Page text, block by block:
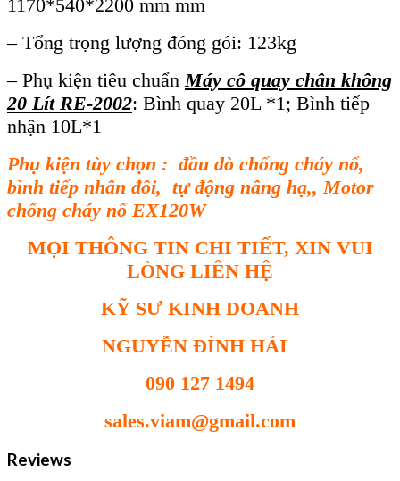
1170*540*2200 mm mm
– Tổng trọng lượng đóng gói: 123kg
– Phụ kiện tiêu chuẩnMáy cô quay chân không
20 Lít RE-2002: Bình quay 20L *1; Bình tiếp
nhận 10L*1
Phụ kiện tùy chọn : đầu dò chống cháy nổ,
bình tiếp nhân đôi, tự động nâng hạ,, Motor
chống cháy nổ EX120W
MỌI THÔNG TIN CHI TIẾT, XIN VUI
LÒNG LIÊN HỆ
KỸ SƯ KINH DOANH
NGUYỄN ĐÌNH HẢI
090 127 1494
sales.viam@gmail.com
Reviews